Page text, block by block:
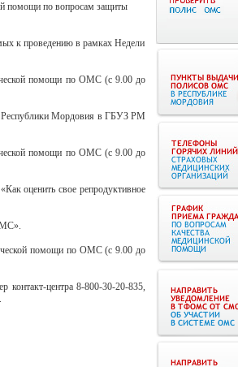
помощи по вопросам защиты
к проведению в рамках Недели
помощи по ОМС (с 9.00 до
Республики Мордовия в ГБУЗ РМ
помощи по ОМС (с 9.00 до
оценить свое репродуктивное
помощи по ОМС (с 9.00 до
центра 8-800-30-20-835,